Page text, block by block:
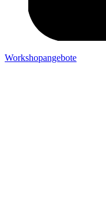
Workshopangebote